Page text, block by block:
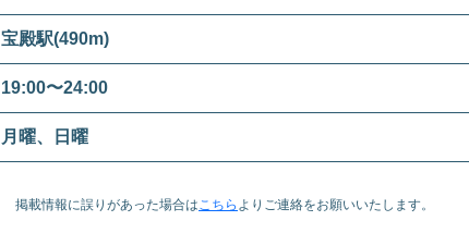
宝殿駅(490m)
19:00〜24:00
月曜、日曜
掲載情報に誤りがあった場合はこちら より ご連絡をお願いいたします。